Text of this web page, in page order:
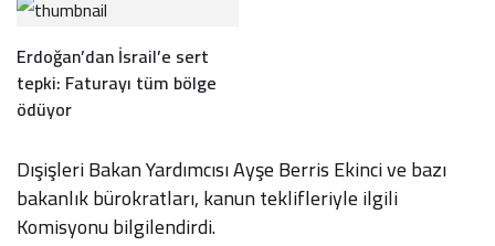
Erdoğan’dan İsrail’e sert
tepki: Faturayı tüm bölge
ödüyor
Dışişleri Bakan Yardımcısı Ayşe Berris Ekinci ve bazı
bakanlık bürokratları, kanun teklifleriyle ilgili
Komisyonu bilgilendirdi.